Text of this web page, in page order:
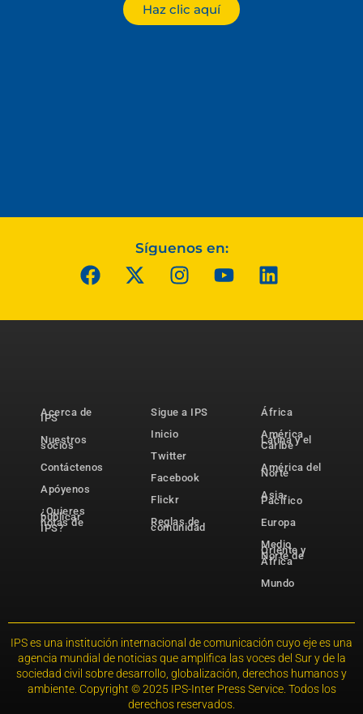
Haz clic aquí
Síguenos en:
Acerca de
IPS
Nuestros
socios
Contáctenos
Apóyenos
¿Quieres
publicar
notas de
IPS?
Sigue a IPS
Inicio
Twitter
Facebook
Flickr
Reglas de
comunidad
África
América
Latina y el
Caribe
América del
Norte
Asia-
Pacífico
Europa
Medio
Oriente y
Norte de
África
Mundo
IPS es una institución internacional de comunicación cuyo eje es una
agencia mundial de noticias que amplifica las voces del Sur y de la
sociedad civil sobre desarrollo, globalización, derechos humanos y
ambiente. Copyright © 2025 IPS-Inter Press Service. Todos los
derechos reservados.